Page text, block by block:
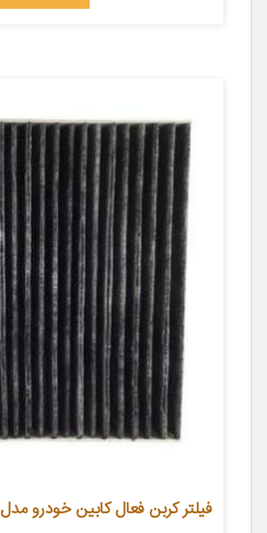
فیلتر کربن فعال کابین خودرو مدل 110 مناسب برای پراید